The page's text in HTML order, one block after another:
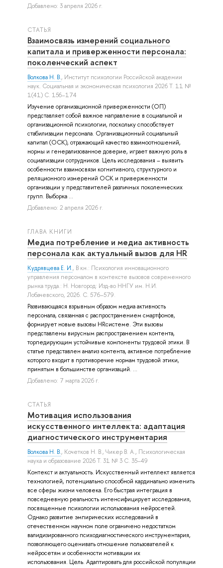
Добавлено: 3 апреля 2026 г.
СТАТЬЯ
Взаимосвязь измерений социального
капитала и приверженности персонала:
поколенческий аспект
Волкова Н. В., Институт психологии Российской академии
наук. Социальная и экономическая психология 2026 Т. 11 №
1(41) С. 156–174
Изучение организационной приверженности (ОП)
представляет собой важное направление в социальной и
организационной психологии, поскольку способствует
стабилизации персонала. Организационный социальный
капитал (ОСК), отражающий качество взаимоотношений,
нормы и генерализованное доверие, играет важную роль в
социализации сотрудников. Цель исследования – выявить
особенности взаимосвязи когнитивного, структурного и
реляционного измерений ОСК и приверженности
организации у представителей различных поколенческих
групп. Выборка ...
Добавлено: 2 апреля 2026 г.
ГЛАВА КНИГИ
Медиа потребление и медиа активность
персонала как актуальный вызов для HR
Кудрявцева Е. И., В кн.: Психология инновационного
управления персоналом в контексте вызовов современного
рынка труда.: Н. Новгород: Изд-во ННГУ им. Н.И.
Лобачевского, 2026. С. 576–579.
Развивающаяся взрывным образом медиа активность
персонала, связанная с распространением смартфонов,
формирует новые вызовы HRсистеме. Эти вызовы
представлены вирусным распространением контента,
торпедирующим устойчивые компоненты трудовой этики. В
статье представлен анализ контента, активное потребление
которого входит в противоречие нормам трудовой этики,
принятым в большинстве организаций. ...
Добавлено: 7 марта 2026 г.
СТАТЬЯ
Мотивация использования
искусственного интеллекта: адаптация
диагностического инструментария
Волкова Н. В., Кочетков Н. В., Чикер В. А., Психологическая
наука и образование 2026 Т. 31 № 3 С. 35–49
Контекст и актуальность. Искусственный интеллект является
технологией, потенциально способной кардинально изменить
все сферы жизни человека. Его быстрая интеграция в
повседневную реальность интенсифицирует исследования,
посвященные психологии использования нейросетей.
Однако развитие эмпирических исследований в
отечественном научном поле ограничено недостатком
валидизированного психодиагностического инструментария,
позволяющего оценивать отношение пользователей к
нейросетям и особенности мотивации их
использования. Цель. Адаптировать для российской популяции